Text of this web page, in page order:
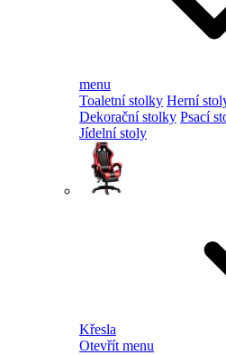
menu
Toaletní stolky Herní
Dekorační stolky Psací
Jídelní stoly
Křesla
Otevřít menu